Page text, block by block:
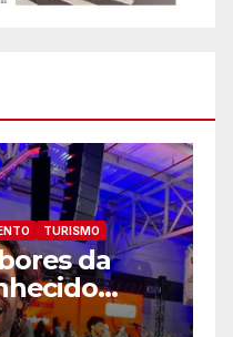
TURISMO
o
sua